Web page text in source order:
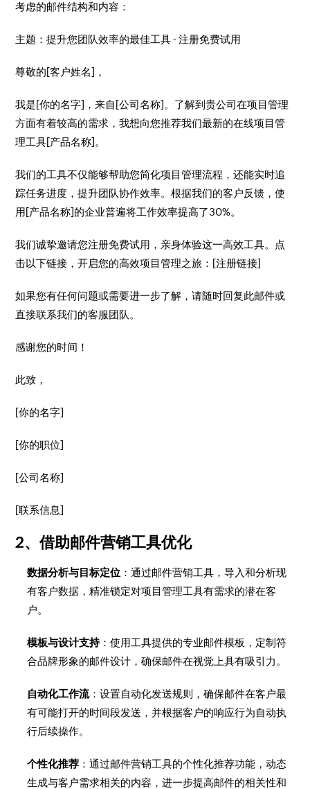
考虑的邮件结构和内容：
主题：提升您团队效率的最佳工具 - 注册免费试用
尊敬的[客户姓名]，
我是[你的名字]，来自[公司名称]。了解到贵公司在项目管理
方面有着较高的需求，我想向您推荐我们最新的在线项目管
理工具[产品名称]。
我们的工具不仅能够帮助您简化项目管理流程，还能实时追
踪任务进度，提升团队协作效率。根据我们的客户反馈，使
用[产品名称]的企业普遍将工作效率提高了30%。
我们诚挚邀请您注册免费试用，亲身体验这一高效工具。点
击以下链接，开启您的高效项目管理之旅：[注册链接]
如果您有任何问题或需要进一步了解，请随时回复此邮件或
直接联系我们的客服团队。
感谢您的时间！
此致，
[你的名字]
[你的职位]
[公司名称]
[联系信息]
2、借助邮件营销工具优化
数据分析与目标定位 ：通过邮件营销工具，导入和分析现
有客户数据，精准锁定对项目管理工具有需求的潜在客
户。
模板与设计支持：使用工具提供的专业邮件模板，定制符
合品牌形象的邮件设计，确保邮件在视觉上具有吸引力。
自动化工作流：设置自动化发送规则，确保邮件在客户最
有可能打开的时间段发送，并根据客户的响应行为自动执
行后续操作。
个性化推荐 ：通过邮件营销工具的个性化推荐功能，动态
生成与客户需求相关的内容，进一步提高邮件的相关性和